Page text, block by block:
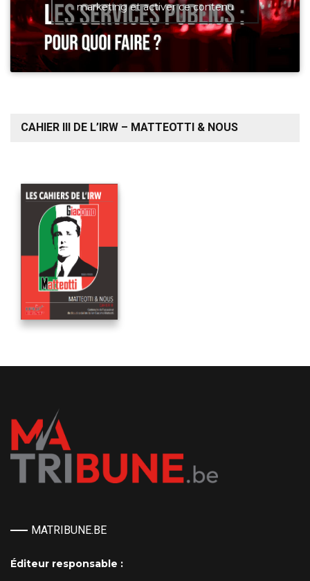
marketing et activer ce contenu
CAHIER III DE L’IRW – MATTEOTTI & NOUS
MATRIBUNE.BE
Éditeur responsable :